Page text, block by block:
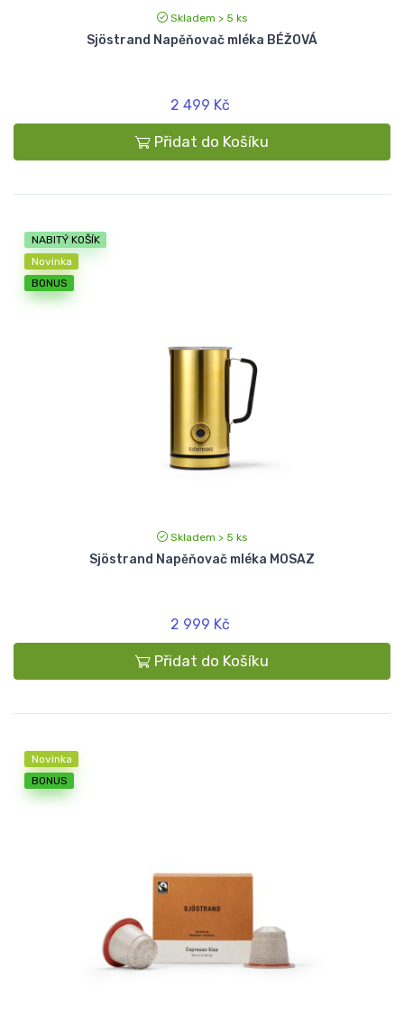
Skladem > 5 ks
Sjöstrand Napěňovač mléka BÉŽOVÁ
2 499 Kč
Přidat do Košíku
NABITÝ KOŠÍK
Novinka
BONUS
Skladem > 5 ks
Sjöstrand Napěňovač mléka MOSAZ
2 999 Kč
Přidat do Košíku
Novinka
BONUS